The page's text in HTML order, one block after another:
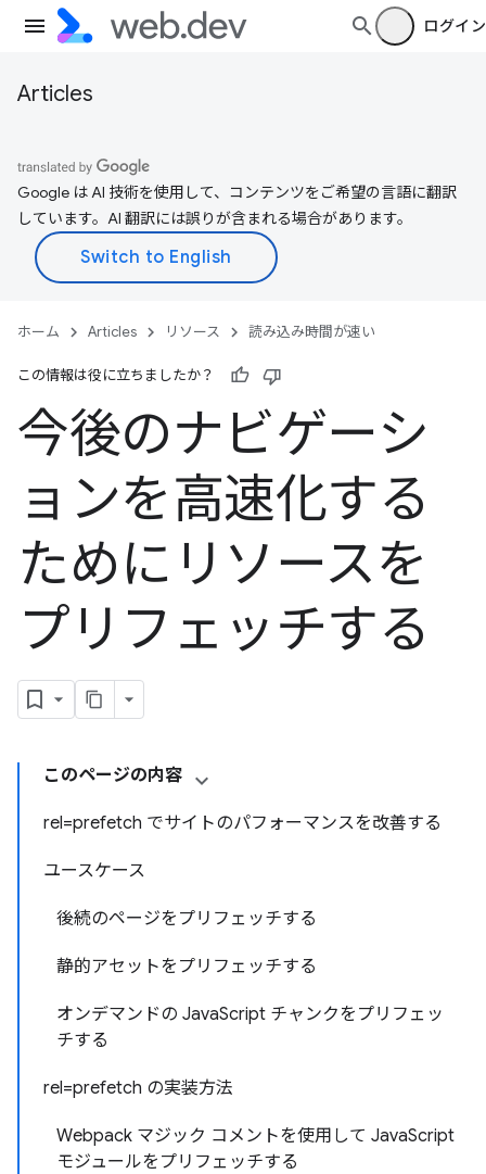
ログイン
Articles
Google は AI 技術を使用して、コンテンツをご希望の言語に翻訳
しています。AI 翻訳には誤りが含まれる場合があります。
ホーム Articles リソース 読み込み時間が速い
この情報は役に立ちましたか？
今後のナビゲーシ
ョンを高速化する
ためにリソースを
プリフェッチする
このページの内容
rel=prefetch でサイトのパフォーマンスを改善する
ユースケース
後続のページをプリフェッチする
静的アセットをプリフェッチする
オンデマンドの JavaScript チャンクをプリフェッ
チする
rel=prefetch の実装方法
Webpack マジック コメントを使用して JavaScript
モジュールをプリフェッチする